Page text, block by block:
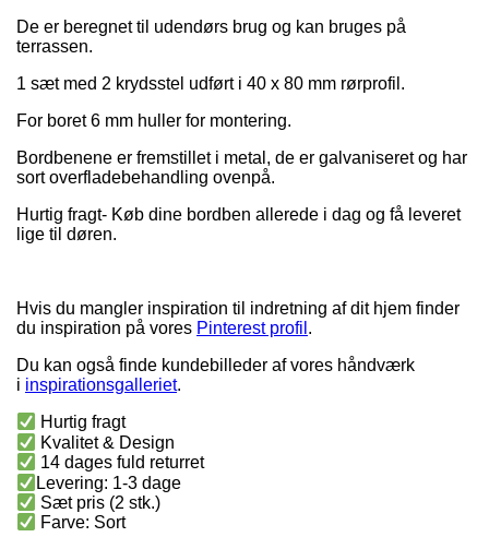
De er beregnet til udendørs brug og kan bruges på
terrassen.
1 sæt med 2 krydsstel udført i 40 x 80 mm rørprofil.
For boret 6 mm huller for montering.
Bordbenene er fremstillet i metal, de er galvaniseret og har
sort overfladebehandling ovenpå.
Hurtig fragt- Køb dine bordben allerede i dag og få leveret
lige til døren.
Hvis du mangler inspiration til indretning af dit hjem finder
du inspiration på vores Pinterest profil .
Du kan også finde kundebilleder af vores håndværk
i inspirationsgalleriet.
Hurtig fragt
Kvalitet & Design
14 dages fuld returret
Levering: 1-3 dage
Sæt pris (2 stk.)
Farve: Sort